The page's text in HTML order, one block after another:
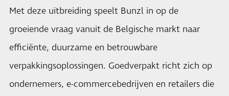
Met deze uitbreiding speelt Bunzl in op de
groeiende vraag vanuit de Belgische markt naar
efficiënte, duurzame en betrouwbare
verpakkingsoplossingen. Goedverpakt richt zich op
ondernemers, e-commercebedrijven en retailers die